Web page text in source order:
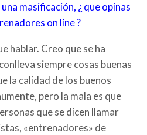
masificación, ¿ que opinas
on line ?
hablar. Creo que se ha
siempre cosas buenas
la calidad de los buenos
pero la mala es que
que se dicen llamar
«entrenadores» de